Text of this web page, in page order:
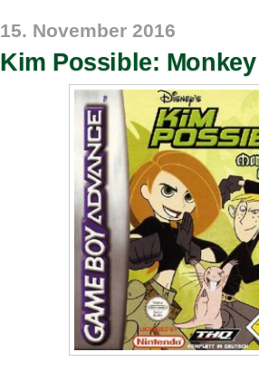
15. November 2016
Kim Possible: